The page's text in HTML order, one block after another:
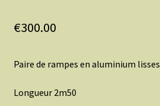
€300.00
Paire de rampes en aluminium lisses
Longueur 2m50